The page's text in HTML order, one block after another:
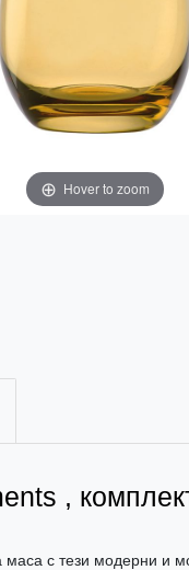
Hover to zoom
,
маса с тези модерни и